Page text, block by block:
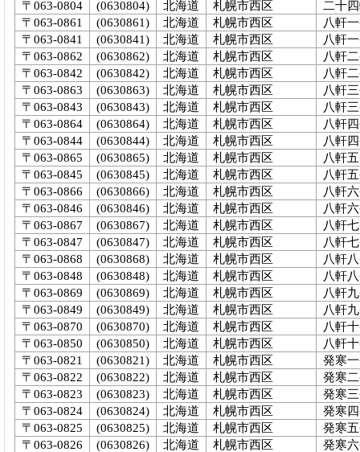
〒063-0804
(0630804) 北海道 札幌市西区
二十
〒063-0861
(0630861) 北海道 札幌市西区
八軒
〒063-0841
(0630841) 北海道 札幌市西区
八軒
〒063-0862
(0630862) 北海道 札幌市西区
八軒
〒063-0842
(0630842) 北海道 札幌市西区
八軒
〒063-0863
(0630863) 北海道 札幌市西区
八軒
〒063-0843
(0630843) 北海道 札幌市西区
八軒
〒063-0864
(0630864) 北海道 札幌市西区
八軒
〒063-0844
(0630844) 北海道 札幌市西区
八軒
〒063-0865
(0630865) 北海道 札幌市西区
八軒
〒063-0845
(0630845) 北海道 札幌市西区
八軒
〒063-0866
(0630866) 北海道 札幌市西区
八軒
〒063-0846
(0630846) 北海道 札幌市西区
八軒
〒063-0867
(0630867) 北海道 札幌市西区
八軒
〒063-0847
(0630847) 北海道 札幌市西区
八軒
〒063-0868
(0630868) 北海道 札幌市西区
八軒
〒063-0848
(0630848) 北海道 札幌市西区
八軒
〒063-0869
(0630869) 北海道 札幌市西区
八軒
〒063-0849
(0630849) 北海道 札幌市西区
八軒
〒063-0870
(0630870) 北海道 札幌市西区
八軒
〒063-0850
(0630850) 北海道 札幌市西区
八軒
〒063-0821
(0630821) 北海道 札幌市西区
発寒
〒063-0822
(0630822) 北海道 札幌市西区
発寒
〒063-0823
(0630823) 北海道 札幌市西区
発寒
〒063-0824
(0630824) 北海道 札幌市西区
発寒
〒063-0825
(0630825) 北海道 札幌市西区
発寒
〒063-0826
(0630826) 北海道 札幌市西区
発寒